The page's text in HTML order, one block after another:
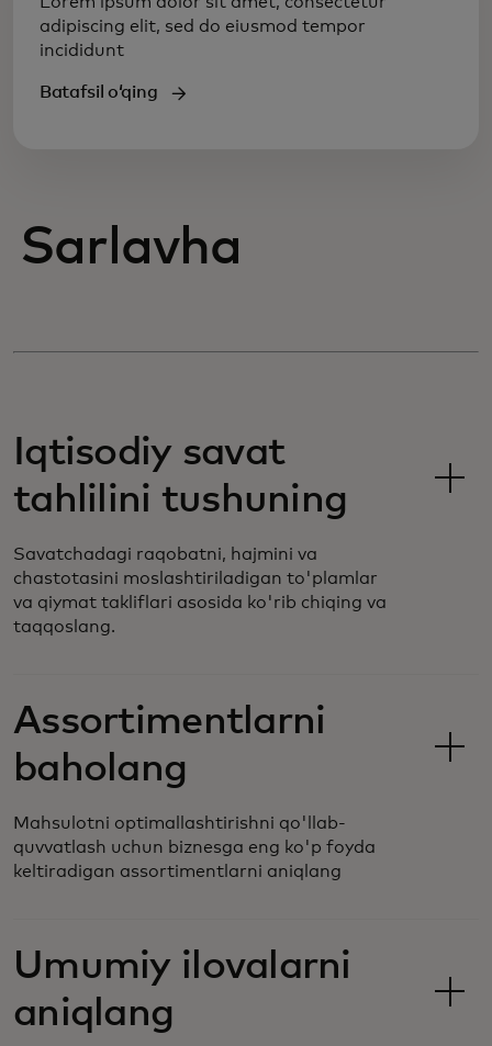
adipiscing elit, sed do eiusmod tempor
incididunt
Batafsil oʻqing
Sarlavha
Iqtisodiy savat
tahlilini tushuning
Savatchadagi raqobatni, hajmini va
chastotasini moslashtiriladigan to'plamlar
va qiymat takliflari asosida ko'rib chiqing va
taqqoslang.
Assortimentlarni
baholang
Mahsulotni optimallashtirishni qo'llab-
quvvatlash uchun biznesga eng ko'p foyda
keltiradigan assortimentlarni aniqlang
Umumiy ilovalarni
aniqlang